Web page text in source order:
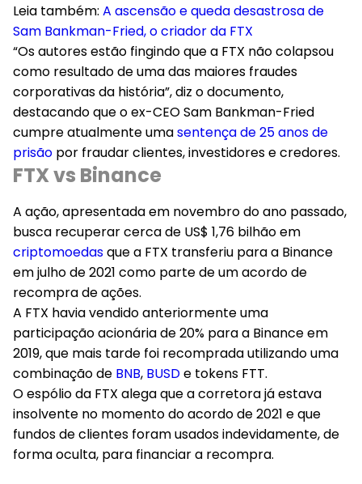
Leia também: A ascensão e queda desastrosa de
Sam Bankman-Fried, o criador da FTX
“Os autores estão fingindo que a FTX não colapsou
como resultado de uma das maiores fraudes
corporativas da história”, diz o documento,
destacando que o ex-CEO Sam Bankman-Fried
cumpre atualmente umasentença de 25 anos de
prisão por fraudar clientes, investidores e credores.
FTX vs Binance
A ação, apresentada em novembro do ano passado,
busca recuperar cerca de US$ 1,76 bilhão em
criptomoedasque a FTX transferiu para a Binance
em julho de 2021 como parte de um acordo de
recompra de ações.
A FTX havia vendido anteriormente uma
participação acionária de 20% para a Binance em
2019, que mais tarde foi recomprada utilizando uma
combinação de BNB, BUSDe tokens FTT.
O espólio da FTX alega que a corretora já estava
insolvente no momento do acordo de 2021 e que
fundos de clientes foram usados indevidamente, de
forma oculta, para financiar a recompra.